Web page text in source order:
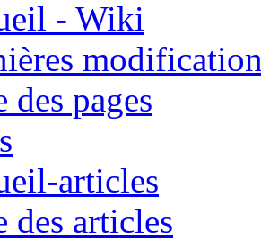
- Wiki
des pages
articles
des articles